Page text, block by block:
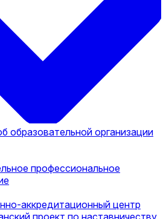
образовательной организации
профессиональное
аккредитационный центр